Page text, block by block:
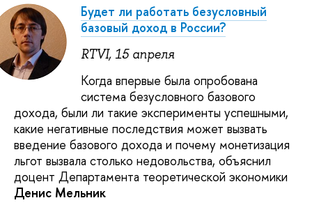
Будет ли работать безусловный
базовый доход в России?
RTVI, 15 апреля
Когда впервые была опробована
система безусловного базового
дохода, были ли такие эксперименты успешными,
какие негативные последствия может вызвать
введение базового дохода и почему монетизация
льгот вызвала столько недовольства, объяснил
доцент Департамента теоретической экономики
Денис Мельник